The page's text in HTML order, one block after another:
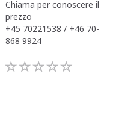
Chiama per conoscere il
prezzo
+45 70221538 / +46 70-
868 9924